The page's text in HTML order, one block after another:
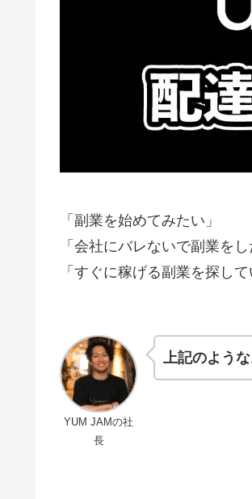
「副業を始めてみたい」
「会社にバレないで副業をし
「すぐに稼げる副業を探して
YUM JAMの社
長
上記のよう